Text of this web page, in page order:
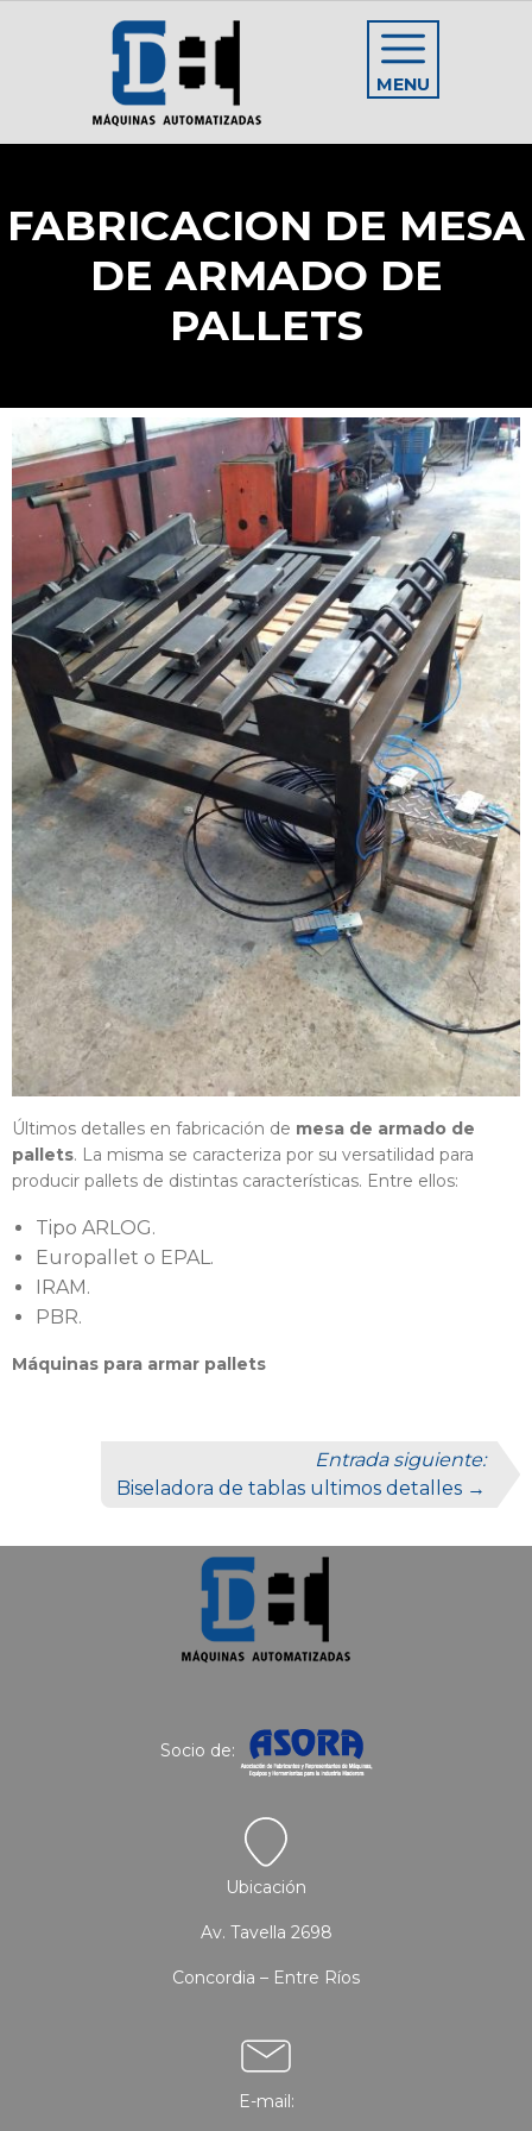
MENU
FABRICACION DE MESA
DE ARMADO DE
PALLETS
Últimos detalles en fabricación de mesa de armado de
pallets. La misma se caracteriza por su versatilidad para
producir pallets de distintas características. Entre ellos:
Tipo ARLOG.
Europallet o EPAL.
IRAM.
PBR.
Máquinas para armar pallets
Entrada siguiente:
Biseladora de tablas ultimos detalles →
Socio de:
Ubicación
Av. Tavella 2698
Concordia – Entre Ríos
E-mail: